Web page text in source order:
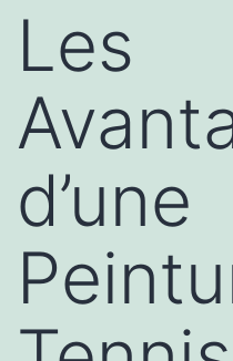
Les
d’une